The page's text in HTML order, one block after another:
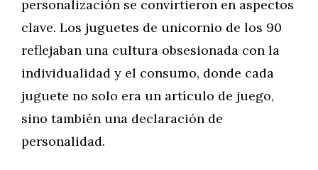
personalización se convirtieron en aspectos
clave. Los juguetes de unicornio de los 90
reflejaban una cultura obsesionada con la
individualidad y el consumo, donde cada
juguete no solo era un artículo de juego,
sino también una declaración de
personalidad.